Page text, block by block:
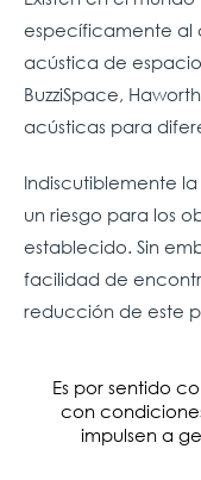
específicamente al
acústica de
BuzziSpace,
acústicas para
Indiscutiblemente
un riesgo para los
establecido. Sin
facilidad de
reducción de este
Es por sentido
con
impulsen a